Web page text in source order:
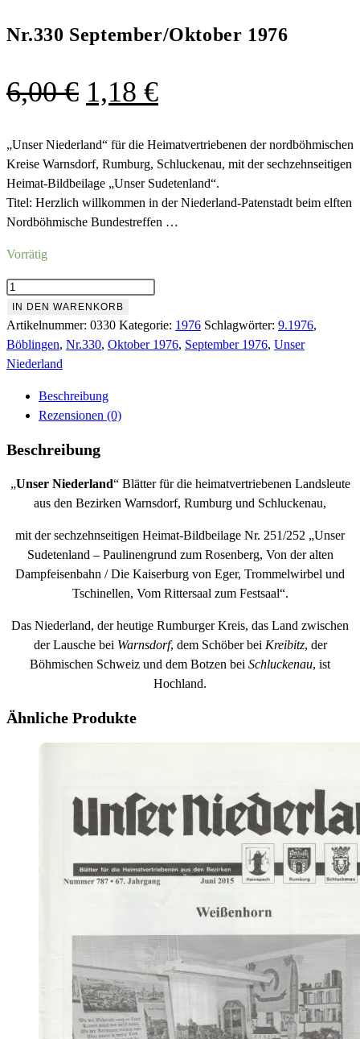
Nr.330 September/Oktober 1976
6,00€ Ursprünglicher
war:
6,00 €
1,18 €Aktueller
ist:
1,18 €.
„Unser Niederland“ für die Heimatvertriebenen der nordböhmischen
Kreise Warnsdorf, Rumburg, Schluckenau, mit der sechzehnseitigen
Heimat-Bildbeilage „Unser Sudetenland“.
Titel: Herzlich willkommen in der Niederland-Patenstadt beim elften
Nordböhmische Bundestreffen …
Vorrätig
Nr.330
September/Oktober
1976
Menge
IN DEN WARENKORB
Artikelnummer: 0330 Kategorie: 1976 Schlagwörter: 9.1976,
Böblingen, Nr.330, Oktober 1976, September 1976, Unser
Niederland
Beschreibung
Rezensionen (0)
Beschreibung
„Unser Niederland“ Blätter für die heimatvertriebenen Landsleute
aus den Bezirken Warnsdorf, Rumburg und Schluckenau,
mit der sechzehnseitigen Heimat-Bildbeilage Nr. 251/252 „Unser
Sudetenland – Paulinengrund zum Rosenberg, Von der alten
Dampfeisenbahn / Die Kaiserburg von Eger, Trommelwirbel und
Tschinellen, Vom Rittersaal zum Festsaal“.
Das Niederland, der heutige Rumburger Kreis, das Land zwischen
der Lausche bei Warnsdorf, dem Schöber bei Kreibitz, der
Böhmischen Schweiz und dem Botzen bei Schluckenau, ist
Hochland.
Ähnliche Produkte